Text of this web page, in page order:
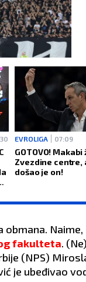
EVROLIGA 07:09
GOTOVO!
Zvezdine centre,
došao je on!
obmana.
fakulteta.
(NPS)
je ubeđivao